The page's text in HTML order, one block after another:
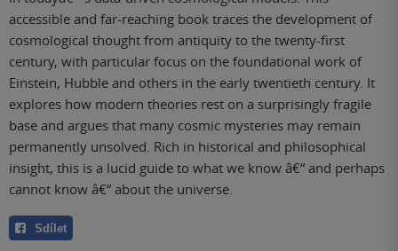
accessible and far-reaching book traces the development of
cosmological thought from antiquity to the twenty-first
century, with particular focus on the foundational work of
Einstein, Hubble and others in the early twentieth century. It
explores how modern theories rest on a surprisingly fragile
base and argues that many cosmic mysteries may remain
permanently unsolved. Rich in historical and philosophical
insight, this is a lucid guide to what we know â€“ and perhaps
cannot know â€“ about the universe.
Sdílet